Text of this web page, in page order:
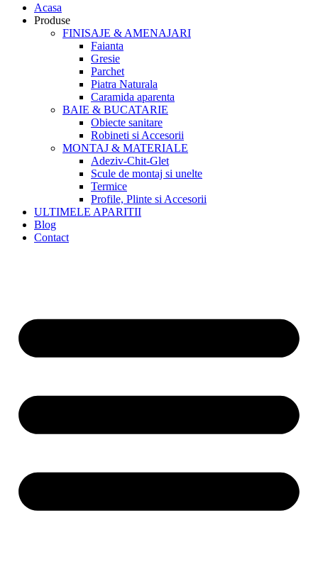
Acasa
Produse
FINISAJE & AMENAJARI
Faianta
Gresie
Parchet
Piatra Naturala
Caramida aparenta
BAIE & BUCATARIE
Obiecte sanitare
Robineti si Accesorii
MONTAJ & MATERIALE
Adeziv-Chit-Glet
Scule de montaj si unelte
Termice
Profile, Plinte si Accesorii
ULTIMELE APARITII
Blog
Contact